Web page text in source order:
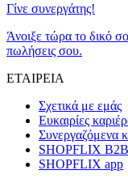
Γίνε συνεργάτης!
Άνοιξε τώρα το δικό
πωλήσεις σου.
ΕΤΑΙΡΕΙΑ
Σχετικά με εμάς
Ευκαιρίες
Συνεργαζόμενα
SHOPFLIX B2B
SHOPFLIX app